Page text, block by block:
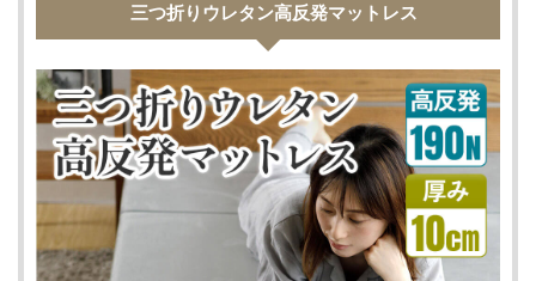
三つ折りウレタン高反発マットレス